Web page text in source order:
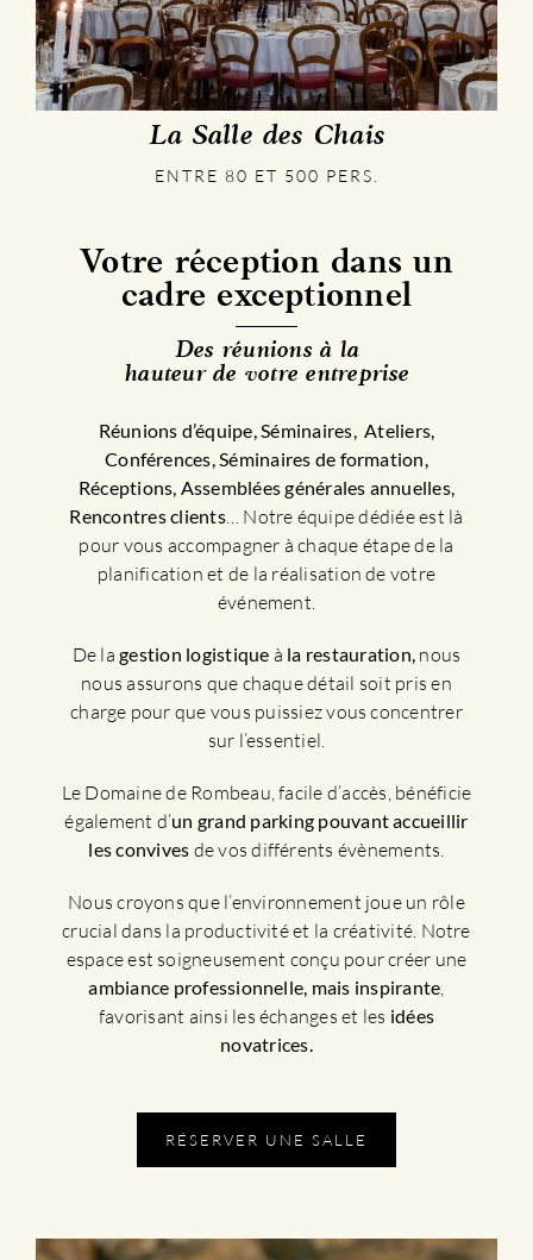
La Salle des Chais
ENTRE 80 ET 500 PERS.
Votre réception dans un
cadre exceptionnel
Des réunions à la
hauteur de votre entreprise
Réunions d’équipe, Séminaires, Ateliers,
Conférences, Séminaires de formation,
Réceptions, Assemblées générales annuelles,
Rencontres clients… Notre équipe dédiée est là
pour vous accompagner à chaque étape de la
planification et de la réalisation de votre
événement.
De lagestion logistique à la restauration, nous
nous assurons que chaque détail soit pris en
charge pour que vous puissiez vous concentrer
sur l’essentiel.
Le Domaine de Rombeau, facile d’accès, bénéficie
également d’un grand parking pouvant accueillir
les convives de vos différents évènements.
Nous croyons que l’environnement joue un rôle
crucial dans la productivité et la créativité. Notre
espace est soigneusement conçu pour créer une
ambiance professionnelle, mais inspirante,
favorisant ainsi les échanges et les idées
novatrices.
RÉSERVER UNE SALLE